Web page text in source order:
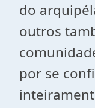
do
outros
por se